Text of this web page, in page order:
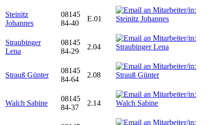
Steinitz
Johannes
08145
84-40
E.01
Straubinger
Lena
08145
84-29
2.04
Strauß Günter
08145
84-64
2.08
Walch Sabine
08145
84-37
2.14